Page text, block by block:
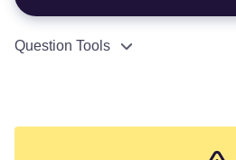
Question Tools